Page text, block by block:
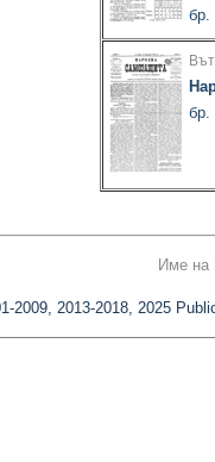
бр.
бр.
Име на
2009, 2013-2018, 2025